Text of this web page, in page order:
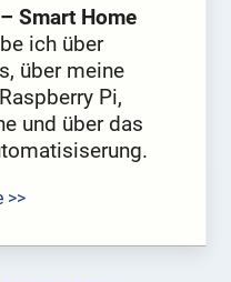
Smart Home
ich über
über meine
Pi,
und über das
>>